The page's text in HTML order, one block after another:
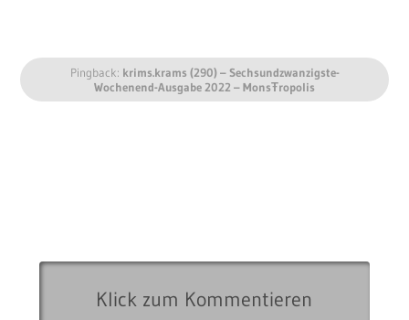
Pingback: krims.krams (290) – Sechsundzwanzigste-
Wochenend-Ausgabe 2022 – MonsŦropolis